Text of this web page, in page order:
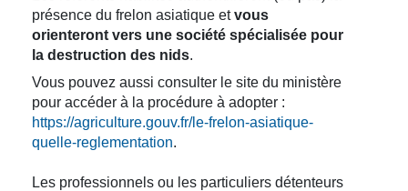
présence du frelon asiatique etvous
orienteront vers une société spécialisée pour
la destruction des nids.
Vous pouvez aussi consulter le site du ministère
pour accéder à la procédure à adopter :
https://agriculture.gouv.fr/le-frelon-asiatique-
quelle-reglementation.
Les professionnels ou les particuliers détenteurs